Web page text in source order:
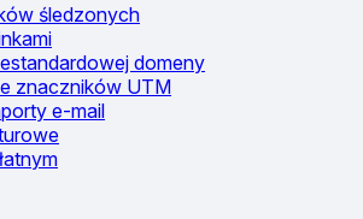
śledzonych
domeny
znaczników UTM
e-mail